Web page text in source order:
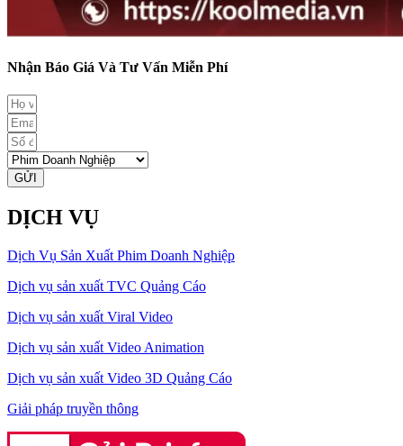
Nhận Báo Giá Và Tư Vấn Miễn Phí
GỬI
DỊCH VỤ
Dịch Vụ Sản Xuất Phim Doanh Nghiệp
Dịch vụ sản xuất TVC Quảng Cáo
Dịch vụ sản xuất Viral Video
Dịch vụ sản xuất Video Animation
Dịch vụ sản xuất Video 3D Quảng Cáo
Giải pháp truyền thông